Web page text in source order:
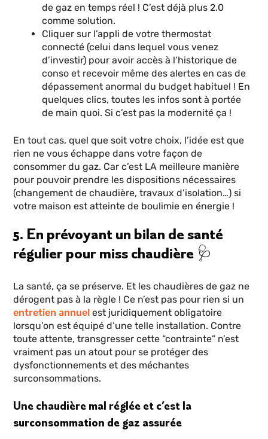
de gaz en temps réel ! C’est déjà plus 2.0
comme solution.
Cliquer sur l’appli de votre thermostat
connecté (celui dans lequel vous venez
d’investir) pour avoir accès à l’historique de
conso et recevoir même des alertes en cas de
dépassement anormal du budget habituel ! En
quelques clics, toutes les infos sont à portée
de main quoi. Si c’est pas la modernité ça !
En tout cas, quel que soit votre choix, l’idée est que
rien ne vous échappe dans votre façon de
consommer du gaz. Car c’est LA meilleure manière
pour pouvoir prendre les dispositions nécessaires
(changement de chaudière, travaux d’isolation…) si
votre maison est atteinte de boulimie en énergie !
5. En prévoyant un bilan de santé
régulier pour miss chaudière 🩺
La santé, ça se préserve. Et les chaudières de gaz ne
dérogent pas à la règle ! Ce n’est pas pour rien si un
entretien annuel est juridiquement obligatoire
lorsqu’on est équipé d’une telle installation. Contre
toute attente, transgresser cette “contrainte” n’est
vraiment pas un atout pour se protéger des
dysfonctionnements et des méchantes
surconsommations.
Une chaudière mal réglée et c’est la
surconsommation de gaz assurée